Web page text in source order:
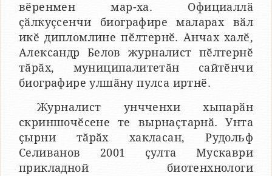
вӗренмен мар-ха. Официаллӑ
ҫӑлкуҫсенчи биографире маларах вӑл
икӗ дипломлине пӗлтернӗ. Анчах халӗ,
Александр Белов журналист пӗлтернӗ
тӑрӑх, муниципалитетӑн сайтӗнчи
биографире улшӑну пулса иртнӗ.
Журналист унчченхи хыпарӑн
скриншочӗсене те вырнаҫтарнӑ. Унта
ҫырни тӑрӑх хакласан, Рудольф
Селиванов 2001 ҫулта Мускаври
прикладной биотенхнологи